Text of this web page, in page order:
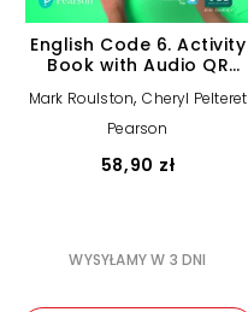
English Code 6. Activity
Book with Audio QR
Mark Roulston,Cheryl Pelteret
Pearson
58,90 zł
WYSYŁAMY W 3 DNI